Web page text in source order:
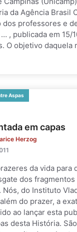
da Agência Brasil
dos professores e
, publicada em 15/
O objetivo daquela
Aspas
em capas
Herzog
da vida para
dos
Nós, do Instituto
do prazer, a
ao lançar esta
desta História.